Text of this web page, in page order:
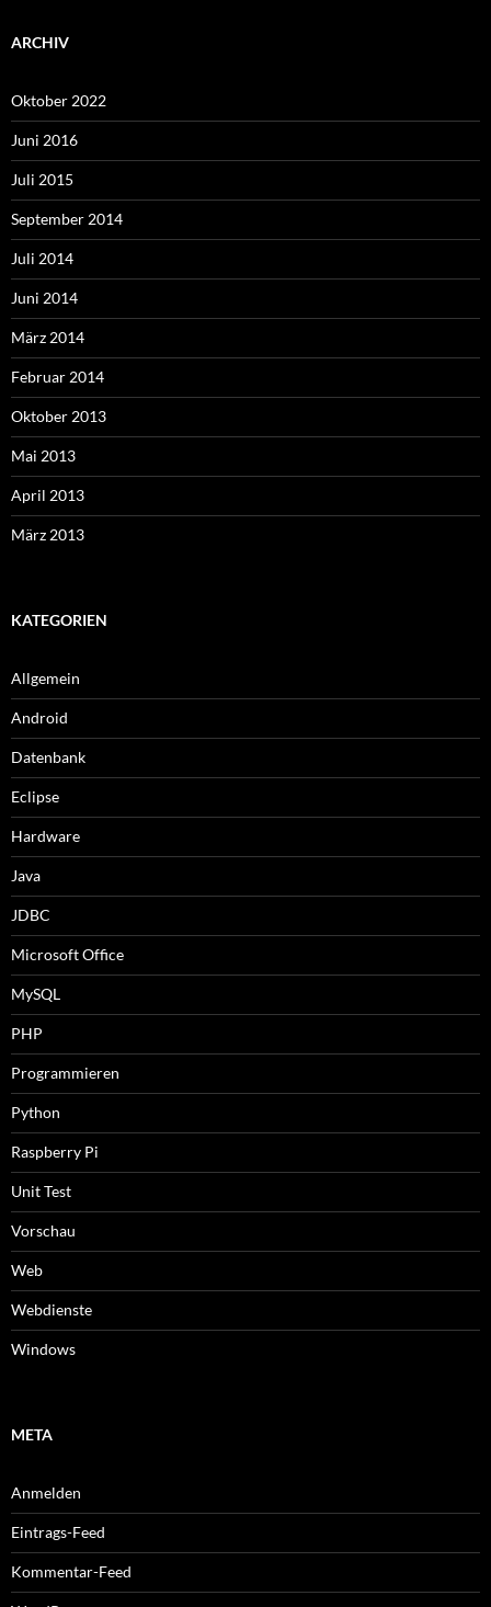
ARCHIV
Oktober 2022
Juni 2016
Juli 2015
September 2014
Juli 2014
Juni 2014
März 2014
Februar 2014
Oktober 2013
Mai 2013
April 2013
März 2013
KATEGORIEN
Allgemein
Android
Datenbank
Eclipse
Hardware
Java
JDBC
Microsoft Office
MySQL
PHP
Programmieren
Python
Raspberry Pi
Unit Test
Vorschau
Web
Webdienste
Windows
META
Anmelden
Eintrags-Feed
Kommentar-Feed